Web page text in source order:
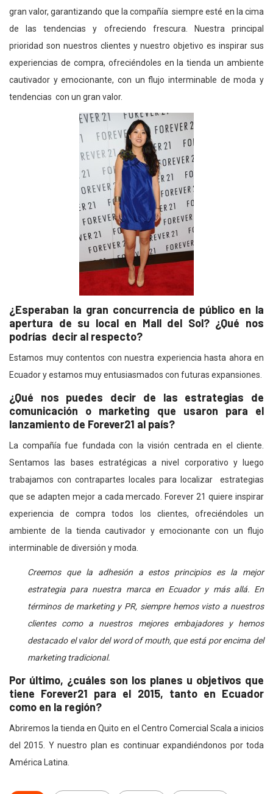
gran valor, garantizando que la compañía siempre esté en la cima
de las tendencias y ofreciendo frescura. Nuestra principal
prioridad son nuestros clientes y nuestro objetivo es inspirar sus
experiencias de compra, ofreciéndoles en la tienda un ambiente
cautivador y emocionante, con un flujo interminable de moda y
tendencias con un gran valor.
¿Esperaban la gran concurrencia de público en la
apertura de su local en Mall del Sol? ¿Qué nos
podrías decir al respecto?
Estamos muy contentos con nuestra experiencia hasta ahora en
Ecuador y estamos muy entusiasmados con futuras expansiones.
¿Qué nos puedes decir de las estrategias de
comunicación o marketing que usaron para el
lanzamiento de Forever21 al país?
La compañía fue fundada con la visión centrada en el cliente.
Sentamos las bases estratégicas a nivel corporativo y luego
trabajamos con contrapartes locales para localizar estrategias
que se adapten mejor a cada mercado. Forever 21 quiere inspirar
experiencia de compra todos los clientes, ofreciéndoles un
ambiente de la tienda cautivador y emocionante con un flujo
interminable de diversión y moda.
Creemos que la adhesión a estos principios es la mejor
estrategia para nuestra marca en Ecuador y más allá. En
términos de marketing y PR, siempre hemos visto a nuestros
clientes como a nuestros mejores embajadores y hemos
destacado el valor del word of mouth, que está por encima del
marketing tradicional.
Por último, ¿cuáles son los planes u objetivos que
tiene Forever21 para el 2015, tanto en Ecuador
como en la región?
Abriremos la tienda en Quito en el Centro Comercial Scala a inicios
del 2015. Y nuestro plan es continuar expandiéndonos por toda
América Latina.